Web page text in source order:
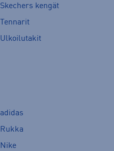
Skechers kengät
Tennarit
Ulkoilutakit
adidas
Rukka
Nike